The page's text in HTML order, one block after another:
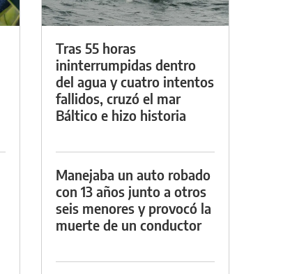
Tras 55 horas
ininterrumpidas dentro
del agua y cuatro intentos
fallidos, cruzó el mar
Báltico e hizo historia
Manejaba un auto robado
con 13 años junto a otros
seis menores y provocó la
muerte de un conductor